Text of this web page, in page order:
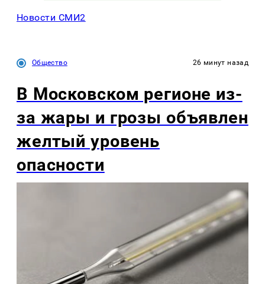
Новости СМИ2
Общество 26 минут назад
В Московском регионе из-
за жары и грозы объявлен
желтый уровень
опасности